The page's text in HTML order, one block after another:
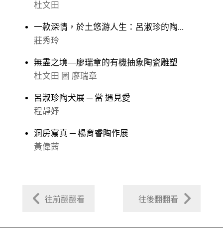
往前翻翻看 往後翻翻看
杜文田
一款深情，於土悠游人生：呂淑珍的陶...
莊秀玲
無盡之境—廖瑞章的有機抽象陶瓷雕塑
杜文田 圖 廖瑞章
呂淑珍陶犬展 ─ 當 遇見愛
程靜妤
洞房寫真 ─ 楊育睿陶作展
黃偉茜